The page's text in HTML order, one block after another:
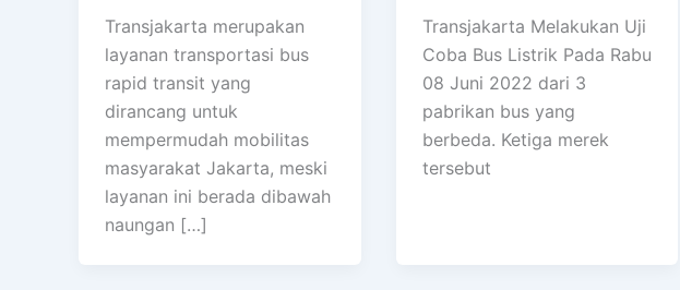
Transjakarta merupakan
layanan transportasi bus
rapid transit yang
dirancang untuk
mempermudah mobilitas
masyarakat Jakarta, meski
layanan ini berada dibawah
naungan […]
Transjakarta Melakukan Uji
Coba Bus Listrik Pada Rabu
08 Juni 2022 dari 3
pabrikan bus yang
berbeda. Ketiga merek
tersebut